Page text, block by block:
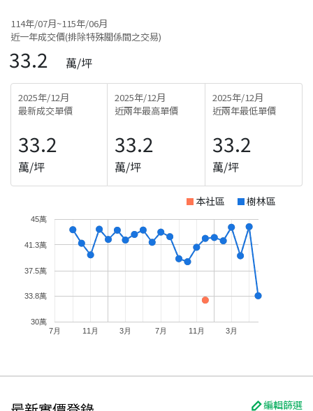
114年/07月~115年/06月
近一年成交價(排除特殊關係間之交易)
33.2 萬/坪
2025年/12月
最新成交單價
33.2
萬/坪
2025年/12月
近兩年最高單價
33.2
萬/坪
2025年/12月
近兩年最低單價
33.2
萬/坪
本社區 樹林區
7月 11月 3月 7月 11月 3月
30萬
33.8萬
37.5萬
41.3萬
45萬
編輯篩選